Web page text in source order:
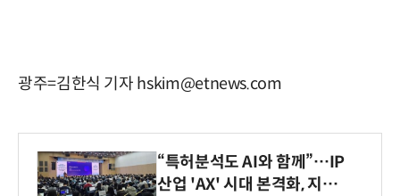
광주=김한식 기자 hskim@etnews.com
“특허분석도 AI와 함께”…IP
산업 'AX' 시대 본격화, 지식